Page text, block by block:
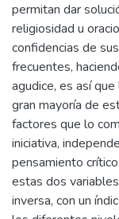
permitan dar
religiosidad u
confidencias de
frecuentes,
agudice, es así
gran mayoría de
factores que lo
iniciativa,
pensamiento
estas dos
inversa, con un